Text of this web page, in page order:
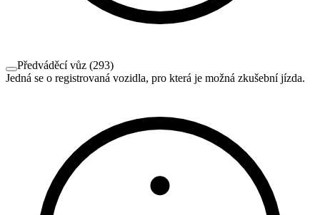
Předváděcí vůz (293)
Jedná se o registrovaná vozidla, pro která je možná zkušební jízda.